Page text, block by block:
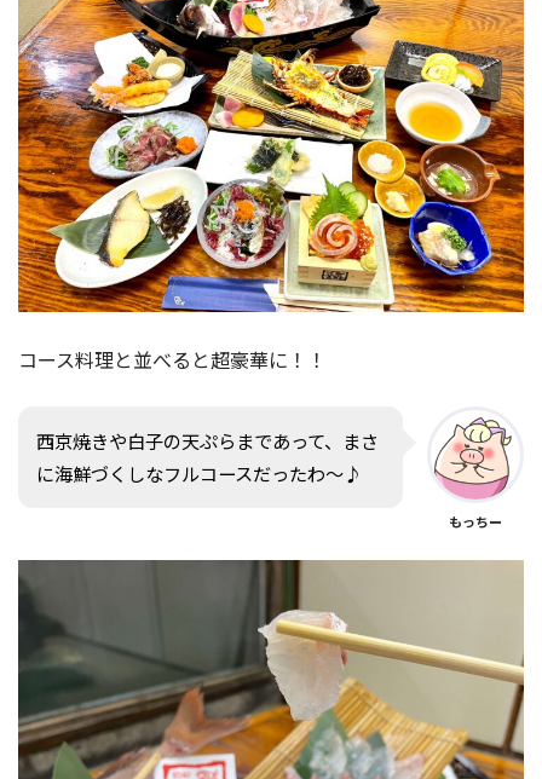
コース料理と並べると超豪華に！！
西京焼きや白子の天ぷらまであって、まさ
に海鮮づくしなフルコースだったわ〜♪
もっちー